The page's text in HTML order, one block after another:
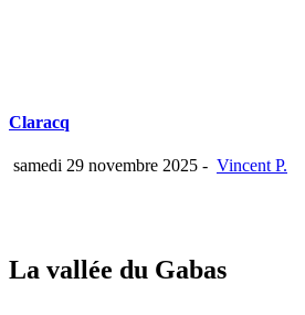
Claracq
samedi 29 novembre 2025 - Vincent P.
La vallée du Gabas